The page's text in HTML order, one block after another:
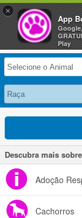
Descubra mais
Adoção
Cachorros
×
App
Play